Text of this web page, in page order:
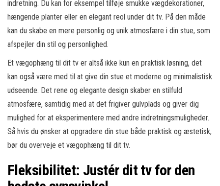
indretning. Du kan for eksempel tilføje smukke vægdekorationer,
hængende planter eller en elegant reol under dit tv. På den måde
kan du skabe en mere personlig og unik atmosfære i din stue, som
afspejler din stil og personlighed.
Et vægophæng til dit tv er altså ikke kun en praktisk løsning, det
kan også være med til at give din stue et moderne og minimalistisk
udseende. Det rene og elegante design skaber en stilfuld
atmosfære, samtidig med at det frigiver gulvplads og giver dig
mulighed for at eksperimentere med andre indretningsmuligheder.
Så hvis du ønsker at opgradere din stue både praktisk og æstetisk,
bør du overveje et vægophæng til dit tv.
Fleksibilitet: Justér dit tv for den